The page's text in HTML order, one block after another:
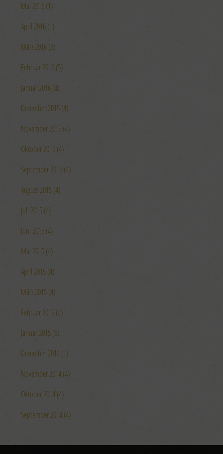
Mai 2016 (1)
April 2016 (1)
März 2016 (3)
Februar 2016 (5)
Januar 2016 (4)
Dezember 2015 (4)
November 2015 (4)
Oktober 2015 (4)
September 2015 (4)
August 2015 (4)
Juli 2015 (4)
Juni 2015 (4)
Mai 2015 (4)
April 2015 (4)
März 2015 (4)
Februar 2015 (4)
Januar 2015 (6)
Dezember 2014 (1)
November 2014 (4)
Oktober 2014 (4)
September 2014 (4)